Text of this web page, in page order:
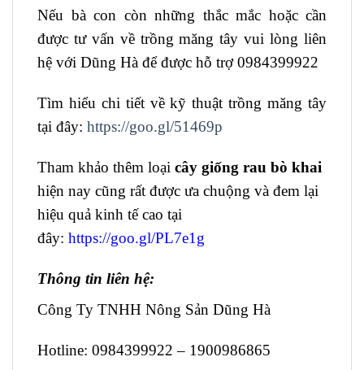
Nếu bà con còn những thắc mắc hoặc cần
được tư vấn về trồng măng tây vui lòng liên
hệ với Dũng Hà để được hỗ trợ 0984399922
Tìm hiểu chi tiết về kỹ thuật trồng măng tây
tại đây: https://goo.gl/51469p
Tham khảo thêm loại cây giống rau bò khai
hiện nay cũng rất được ưa chuộng và đem lại
hiệu quả kinh tế cao tại
đây: https://goo.gl/PL7e1g
Thông tin liên hệ:
Công Ty TNHH Nông Sản Dũng Hà
Hotline: 0984399922 – 1900986865